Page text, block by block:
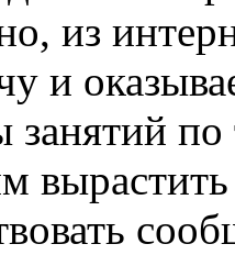
из
и
по